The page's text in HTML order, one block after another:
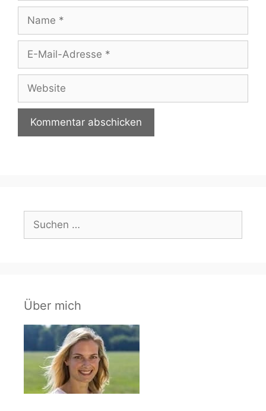
Mail-
Adresse
Suchen
nach:
Über mich